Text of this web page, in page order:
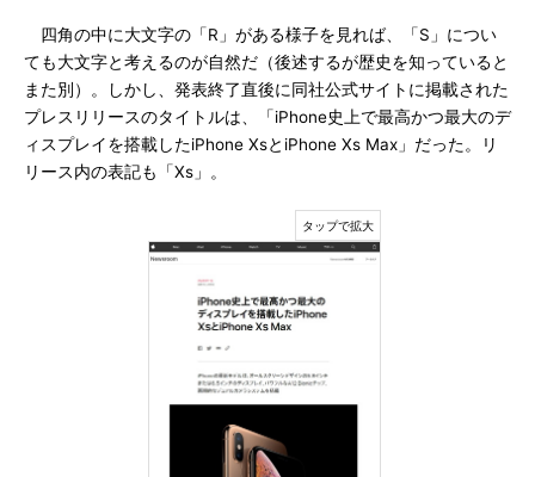
四角の中に大文字の「R」がある様子を見れば、「S」につい
ても大文字と考えるのが自然だ（後述するが歴史を知っていると
また別）。しかし、発表終了直後に同社公式サイトに掲載された
プレスリリースのタイトルは、「iPhone史上で最高かつ最大のデ
ィスプレイを搭載したiPhone XsとiPhone Xs Max」だった。リ
リース内の表記も「Xs」。